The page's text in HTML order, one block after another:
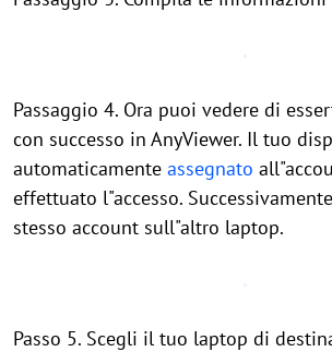
Passaggio 4. Ora puoi vedere di
con successo in AnyViewer. Il tuo
automaticamente assegnato
effettuato l"accesso.
stesso account sull"altro laptop.
Passo 5. Scegli il tuo laptop di